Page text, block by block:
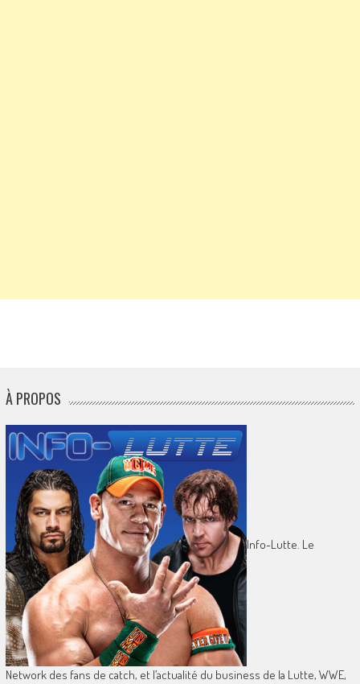
À PROPOS
Info-Lutte. Le
Network des fans de catch, et l’actualité du business de la Lutte, WWE,